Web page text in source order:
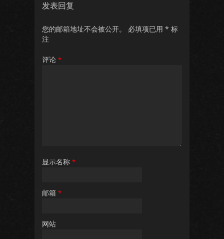
发表回复
您的邮箱地址不会被公开。 必填项已用 * 标
注
评论 *
显示名称 *
邮箱 *
网站